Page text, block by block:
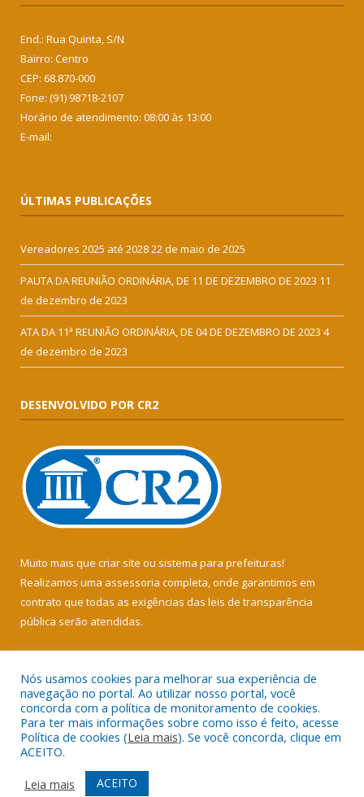
End.: Rua Quinta, S/N
Bairro: Centro
CEP: 68.870-000
Fone: (91) 98718-2107
Horário de atendimento: 08:00 às 13:00
E-mail:
ÚLTIMAS PUBLICAÇÕES
Vereadores 2025 até 202822 de maio de 2025
PAUTA DA REUNIÃO ORDINÁRIA, DE 11 DE DEZEMBRO DE 2023 11
de dezembro de 2023
ATA DA 11ª REUNIÃO ORDINÁRIA, DE 04 DE DEZEMBRO DE 2023 4
de dezembro de 2023
DESENVOLVIDO POR CR2
Muito mais que criar site ou sistema para prefeituras!
Realizamos uma assessoria completa, onde garantimos em
contrato que todas as exigências das leis de transparência
pública serão atendidas.
Todos os direitos reservados a Câmara Municipal de Soure.
Mapa do Site
Acessar Área Administrativa
Nós usamos cookies para melhorar sua experiência de
navegação no portal. Ao utilizar nosso portal, você
concorda com a política de monitoramento de cookies.
Para ter mais informações sobre como isso é feito, acesse
Política de cookies (Leia mais). Se você concorda, clique em
ACEITO.
Leia mais
ACEITO